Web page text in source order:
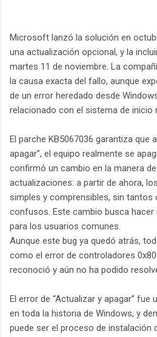
Microsoft lanzó la solución en
una actualización opcional, y la
martes 11 de noviembre. La
la causa exacta del fallo, aunque
de un error heredado desde
relacionado con el sistema de inicio
El parche KB5067036 garantiza que
apagar”, el equipo realmente se
confirmó un cambio en la manera
actualizaciones: a partir de ahora,
simples y comprensibles, sin tantos
confusos. Este cambio busca
para los usuarios comunes.
Aunque este bug ya quedó atrás,
como el error de controladores
reconoció y aún no ha podido
El error de “Actualizar y apagar”
en toda la historia de Windows, y
puede ser el proceso de instalación